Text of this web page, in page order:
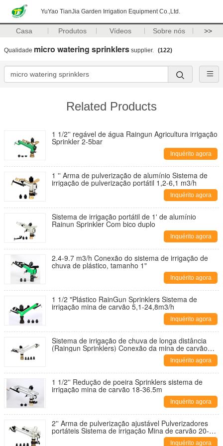
YuYao TianJia Garden Irrigation Equipment Co.,Ltd.
Casa Produtos Vídeos Sobre nós >>
Qualidade micro watering sprinklers supplier. (122)
Related Products
1 1/2'' regável de água Raingun Agricultura irrigação
Sprinkler 2-5bar
Inquérito agora
1 '' Arma de pulverização de alumínio Sistema de
irrigação de pulverização portátil 1,2-6,1 m3/h
Inquérito agora
Sistema de irrigação portátil de 1' de alumínio
Rainun Sprinkler Com bico duplo
Inquérito agora
2.4-9.7 m3/h Conexão do sistema de irrigação de
chuva de plástico, tamanho 1"
Inquérito agora
1 1/2 "Plástico RainGun Sprinklers Sistema de
irrigação mina de carvão 5,1-24,8m3/h
Inquérito agora
Sistema de irrigação de chuva de longa distância
(Raingun Sprinklers) Conexão da mina de carvão
Inquérito agora
1 1/2'' Redução de poeira Sprinklers sistema de
irrigação mina de carvão 18-36.5m
Inquérito agora
2'' Arma de pulverização ajustável Pulverizadores
portáteis Sistema de irrigação Mina de carvão 20-
Inquérito agora